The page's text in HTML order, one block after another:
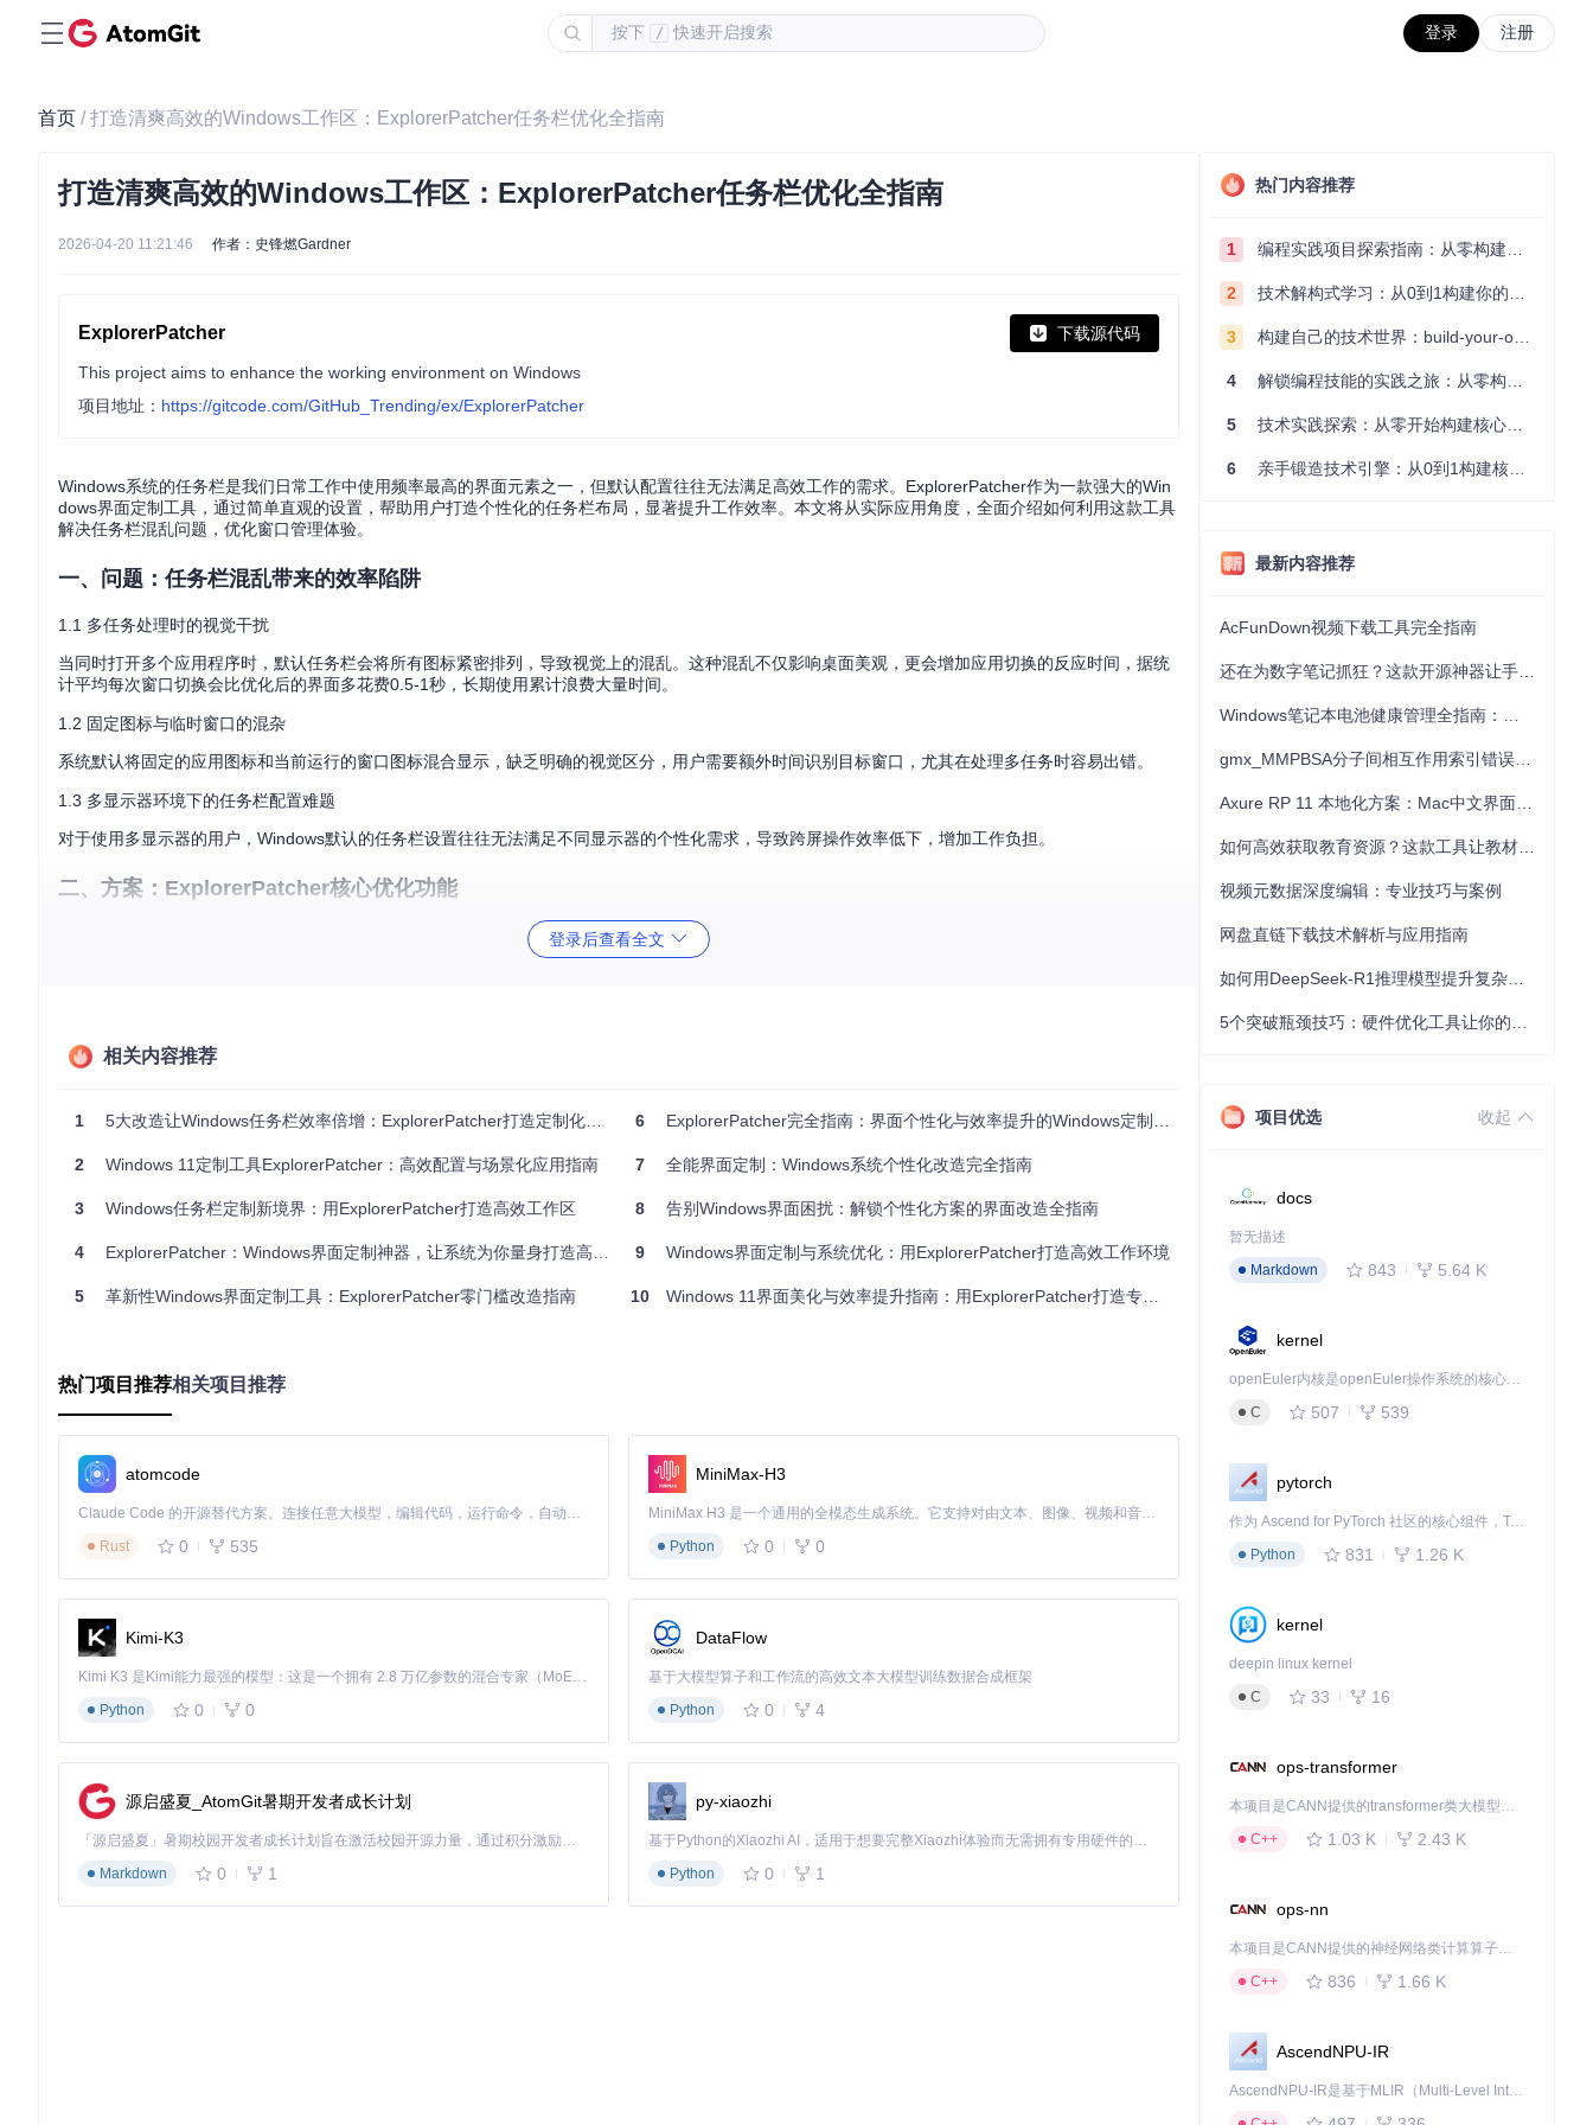
按下 / 快速开启搜索 登录 注册
首页 / 打造清爽高效的Windows工作区：ExplorerPatcher任务栏优化全指南
打造清爽高效的Windows工作区：ExplorerPatcher任务栏优化全指南
2026-04-20 11:21:46 作者：史锋燃Gardner
ExplorerPatcher 下载源代码
This project aims to enhance the working environment on Windows
项目地址： https://gitcode.com/GitHub_Trending/ex/ExplorerPatcher
Windows系统的任务栏是我们日常工作中使用频率最高的界面元素之一，但默认配置往往无法满足高效工作的需求。ExplorerPatcher作为一款强大的Win
dows界面定制工具，通过简单直观的设置，帮助用户打造个性化的任务栏布局，显著提升工作效率。本文将从实际应用角度，全面介绍如何利用这款工具
解决任务栏混乱问题，优化窗口管理体验。
一、问题：任务栏混乱带来的效率陷阱
1.1 多任务处理时的视觉干扰
当同时打开多个应用程序时，默认任务栏会将所有图标紧密排列，导致视觉上的混乱。这种混乱不仅影响桌面美观，更会增加应用切换的反应时间，据统
计平均每次窗口切换会比优化后的界面多花费0.5-1秒，长期使用累计浪费大量时间。
1.2 固定图标与临时窗口的混杂
系统默认将固定的应用图标和当前运行的窗口图标混合显示，缺乏明确的视觉区分，用户需要额外时间识别目标窗口，尤其在处理多任务时容易出错。
1.3 多显示器环境下的任务栏配置难题
对于使用多显示器的用户，Windows默认的任务栏设置往往无法满足不同显示器的个性化需求，导致跨屏操作效率低下，增加工作负担。
二、方案：ExplorerPatcher核心优化功能
💡智能间距调整 ：通过调整图标间的最小距离，创建视觉上的自然分组，使不同类型的应用程序一目了然。
💡程序图标合并控制
：可根据个人习惯设置是否合并相同程序的多个窗口图标，平衡空间占用与操作便捷性。
多显示器独立配置 ：为主显示器和副显示器设置不同的任务栏布局，满足复杂工作环境的多样化需求。
2.3 界面定制的个性化选项
除了任务栏布局调整，ExplorerPatcher还提供了丰富的界面定制选项，包括任务栏透明度调节、颜色主题匹配、系统托盘图标管理等，让整个桌面环境更
三、实践：从安装到配置的完整流程
根据系统版本选择合适的安装包进行安装
重启文件资源管理器使更改生效
打开系统设置中的"ExplorerPatcher"配置面板
3.2 用户场景案例：程序员的高效工作区
案例一：前端开发工程师
工具，中间显示当前活跃窗口，右侧为系统托盘。这一布局使他能够快速切换不同类型的应用，平均每天减少约20分钟的窗口查找和切换时间。
王芳是一名视频剪辑师，工作中需要同时处理素材库、剪辑软件、特效工具和预览窗口。她利用ExplorerPatcher的任务栏分组功能，将同类应用集中排
列，并设置不同颜色标识，使工作流程更加清晰有序，项目完成效率提升了15%。
3.3 效率提升对比：优化前后数据
操作场景
优化前耗时 优化后耗时
效率提升
应用切换
1.2秒
窗口查找
3.5秒 1.1秒
69%
工作区切换
需多个步骤 一键切换
四、拓展：高级应用与最新功能
4.1 创意使用组合建议
登录后查看全文
相关内容推荐
1 5大改造让Windows任务栏效率倍增：ExplorerPatcher打造定制化工作区
2 Windows 11定制工具ExplorerPatcher：高效配置与场景化应用指南
3 Windows任务栏定制新境界：用ExplorerPatcher打造高效工作区
4 ExplorerPatcher：Windows界面定制神器，让系统为你量身打造高效工作环境
5 革新性Windows界面定制工具：ExplorerPatcher零门槛改造指南
6 ExplorerPatcher完全指南：界面个性化与效率提升的Windows定制解决方案
7 全能界面定制：Windows系统个性化改造完全指南
8 告别Windows界面困扰：解锁个性化方案的界面改造全指南
9 Windows界面定制与系统优化：用ExplorerPatcher打造高效工作环境
10 Windows 11界面美化与效率提升指南：用ExplorerPatcher打造专属系统体验
热门项目推荐相关项目推荐
atomcode
Claude Code 的开源替代方案。连接任意大模型，编辑代码，运行命令，自动验证 — 全自动执行。用 Rust 构建，极致性能。 ｜ An open-source alternative to Claude Code. Connect any LLM, edit code, run commands, and verify changes — autonomously. Built in Rust for speed. Get Started
Rust
0 535
MiniMax-H3
MiniMax H3 是一个通用的全模态生成系统。它支持对由文本、图像、视频和音频组成的多模态上下文进行统一理解，并能生成分辨率高达 2K、时长可达 15 秒的带原生立体声音频的视频。得益于面向任务泛化的系统设计，H3 在预训练阶段就已具备广泛的多模态上下文理解与生成能力，能够出色地执行复杂的多模态指令。
Python
0 0
Kimi-K3
Kimi K3 是Kimi能力最强的模型：这是一个拥有 2.8 万亿参数的混合专家（MoE）模型，具备原生视觉理解能力，并支持 100 万 token 的上下文窗口。
Python
0 0
DataFlow
基于大模型算子和工作流的高效文本大模型训练数据合成框架
Python
0 4
源启盛夏_AtomGit暑期开发者成长计划
「源启盛夏」暑期校园开发者成长计划旨在激活校园开源力量，通过积分激励、认证扶持、资源倾斜等形式，引导高校组织和开发者完成「入驻 — 建项目 — 做贡献 — 获认证 — 得资源」的完整闭环。无论你是想带领社团入驻平台的组织者，还是希望用代码贡献证明自己的开发者，都能在这里找到属于你的成长路径。
Markdown
0 1
py-xiaozhi
基于Python的Xiaozhi AI，适用于想要完整Xiaozhi体验而无需拥有专用硬件的用户。
Python
0 1
热门内容推荐
1 编程实践项目探索指南：从零构建技术能力体系
2 技术解构式学习：从0到1构建你的编程知识体系
3 构建自己的技术世界：build-your-own-x项目的实践探索指南
4 解锁编程技能的实践之旅：从零构建你的技术世界
5 技术实践探索：从零开始构建核心系统的实践指南
6 亲手锻造技术引擎：从0到1构建核心系统的实践指南
最新内容推荐
AcFunDown视频下载工具完全指南
视频元数据深度编辑：专业技巧与案例
网盘直链下载技术解析与应用指南
项目优选 收起
docs
暂无描述
Markdown
843 5.64 K
kernel
openEuler内核是openEuler操作系统的核心，既是系统性能与稳定性的基石，也是连接处理器、设备与服务的桥梁。
C
507 539
pytorch
作为 Ascend for PyTorch 社区的核心组件，TorchNPU 是昇腾专为 PyTorch 打造的深度学习适配插件，使 PyTorch 框架能够直接调用昇腾 NPU，为开发者提供昇腾 AI 处理器的超强算力。
Python
831 1.26 K
kernel
deepin linux kernel
C
33 16
ops-transformer
本项目是CANN提供的transformer类大模型算子库，实现网络在NPU上加速计算。
C++
1.03 K 2.43 K
ops-nn
本项目是CANN提供的神经网络类计算算子库，实现网络在NPU上加速计算。
C++
836 1.66 K
AscendNPU-IR
AscendNPU-IR是基于MLIR（Multi-Level Intermediate Representation）构建的，面向昇腾亲和算子编译时使用的中间表示，提供昇腾完备表达能力，通过编译优化提升昇腾AI处理器计算效率，支持通过生态框架使能昇腾AI处理器与深度调优